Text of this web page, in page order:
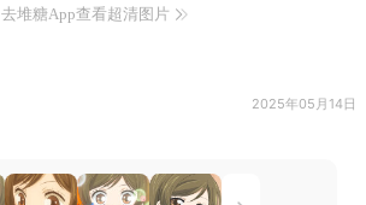
去堆糖App查看超清图片
2025年05月14日